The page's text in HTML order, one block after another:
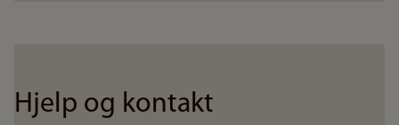
Hjelp og kontakt